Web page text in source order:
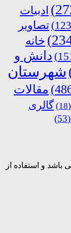
ادبیات
تصاویر
خانه
دانش و
شهرستان
مقالات
(18)
گالری
(53)
و استفاده از